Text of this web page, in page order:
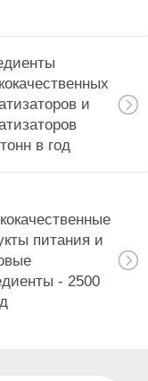
и
в год
питания и
- 2500